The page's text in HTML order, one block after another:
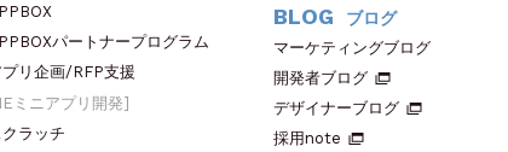
パートナープログラム
プリ企画/RFP支援
ミニアプリ開発
クラッチ
BLOG ブログ
マーケティングブログ
開発者ブログ
デザイナーブログ
採用note